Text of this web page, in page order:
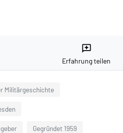
reviews
Erfahrung teilen
Militärgeschichte
Gegründet 1959